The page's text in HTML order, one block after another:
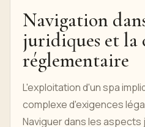
Navigation
juridiques et la
réglementaire
L'exploitation d'un spa
complexe d'exigences
Naviguer dans les aspects